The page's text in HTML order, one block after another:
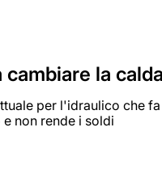
la
per l'idraulico che
non rende i soldi